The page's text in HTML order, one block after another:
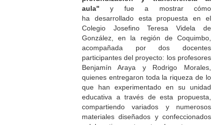
aula"y fue a mostrar cómo
ha desarrollado esta propuesta en el
Colegio Josefino Teresa Videla de
González, en la región de Coquimbo,
acompañada por dos docentes
participantes del proyecto: los profesores
Benjamín Araya y Rodrigo Morales,
quienes entregaron toda la riqueza de lo
que han experimentado en su unidad
educativa a través de esta propuesta,
compartiendo variados y numerosos
materiales diseñados y confeccionados